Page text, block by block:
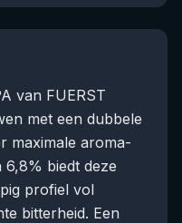
van FUERST
met een dubbele
maximale aroma-
6,8% biedt deze
profiel vol
bitterheid. Een